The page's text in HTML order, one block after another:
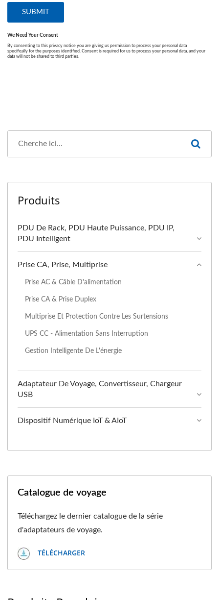
Produits
PDU De Rack, PDU Haute Puissance, PDU IP,
PDU Intelligent
Prise CA, Prise, Multiprise
Prise AC & Câble D'alimentation
Prise CA & Prise Duplex
Multiprise Et Protection Contre Les Surtensions
UPS CC - Alimentation Sans Interruption
Gestion Intelligente De L'énergie
Adaptateur De Voyage, Convertisseur, Chargeur
USB
Dispositif Numérique IoT & AIoT
Catalogue de voyage
Téléchargez le dernier catalogue de la série
d'adaptateurs de voyage.
TÉLÉCHARGER